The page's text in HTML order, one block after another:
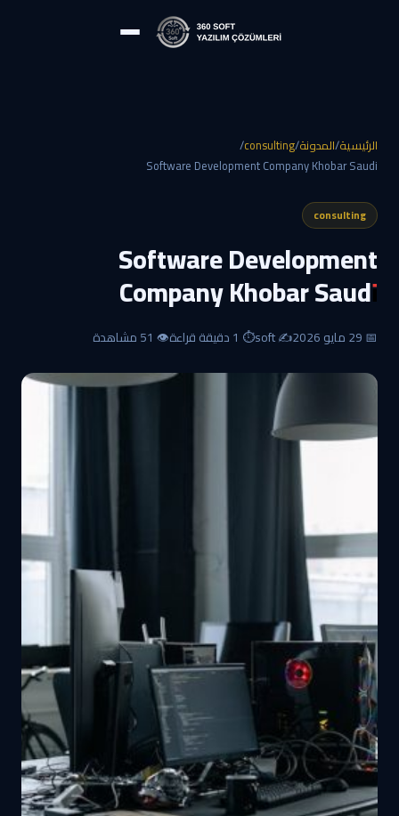
الرئيسية/المدونة/
consulting
/
Software Development Company Khobar Saudi
consulting
Software Development
Company Khobar Saudi
📅29 مايو 2026 ✍️ soft ⏱️ 1 دقيقة قراءة 👁️ 51 مشاهدة